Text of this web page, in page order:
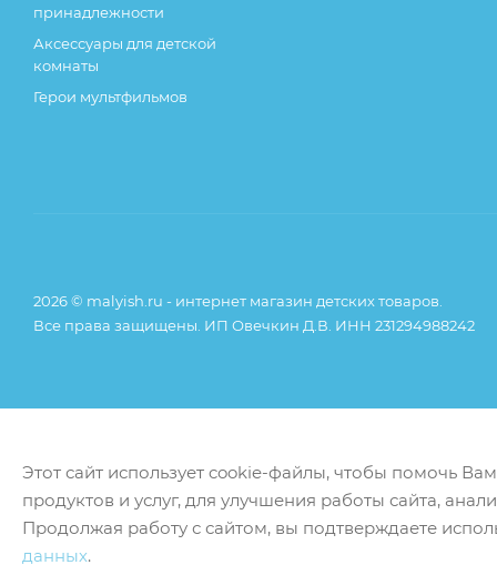
принадлежности
Аксессуары для детской
комнаты
Герои мультфильмов
2026 © malyish.ru - интернет магазин детских товаров.
Все права защищены. ИП Овечкин Д.В. ИНН 231294988242
Этот сайт использует cookie-файлы, чтобы помочь
продуктов и услуг, для улучшения работы сайта,
Продолжая работу с сайтом, вы подтверждаете
данных.